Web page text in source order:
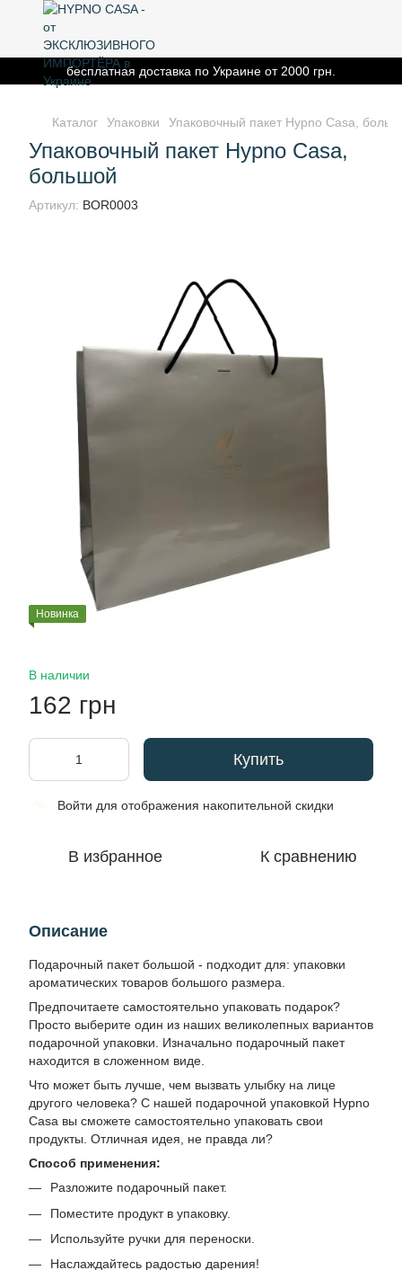
бесплатная доставка по Украине от 2000 грн.
Каталог Упаковки Упаковочный пакет Hypno Casa,
Упаковочный пакет Hypno Casa,
большой
Артикул: BOR0003
Новинка
В наличии
162 грн
Купить
Войти для отображения накопительной скидки
В избранное К сравнению
Описание
Подарочный пакет большой - подходит для: упаковки
ароматических товаров большого размера.
Предпочитаете самостоятельно упаковать подарок?
Просто выберите один из наших великолепных вариантов
подарочной упаковки. Изначально подарочный пакет
находится в сложенном виде.
Что может быть лучше, чем вызвать улыбку на лице
другого человека? С нашей подарочной упаковкой Hypno
Casa вы сможете самостоятельно упаковать свои
продукты. Отличная идея, не правда ли?
Способ применения:
Разложите подарочный пакет.
Поместите продукт в упаковку.
Используйте ручки для переноски.
Наслаждайтесь радостью дарения!